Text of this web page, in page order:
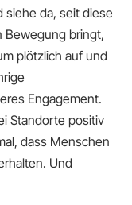
siehe da, seit diese
Bewegung bringt,
plötzlich auf und
Engagement.
Standorte positiv
dass Menschen
Und